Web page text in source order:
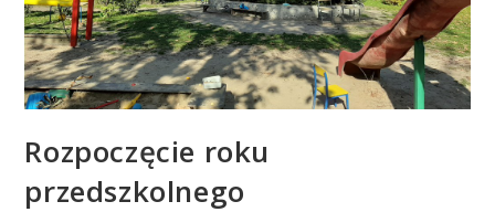
Rozpoczęcie roku
przedszkolnego